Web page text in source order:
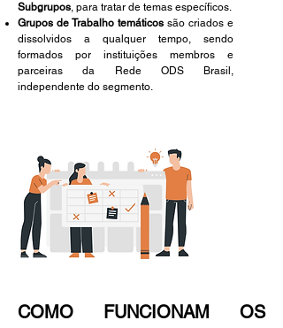
Subgrupos, para tratar de temas específicos.
Grupos de Trabalho temáticos são criados e
dissolvidos a qualquer tempo, sendo
formados por instituições membros e
parceiras da Rede ODS Brasil,
independente do segmento.
COMO FUNCIONAM OS